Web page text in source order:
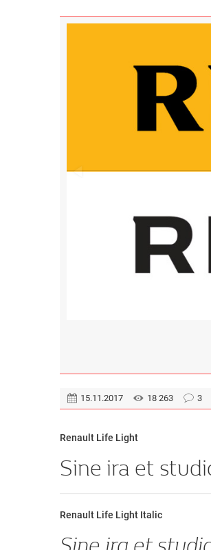
15.11.2017 18 263 3
Renault Life Light
Renault Life Light Italic